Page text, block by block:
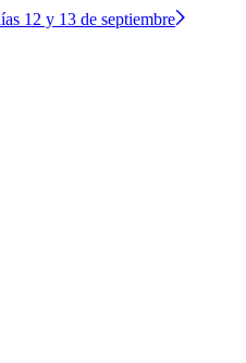
12 y 13 de septiembre